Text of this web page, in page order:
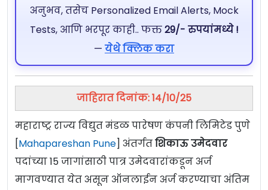
अनुभव, तसेच Personalized Email Alerts, Mock
Tests, आणि भरपूर काही.. फक्त29/- रुपयांमध्ये !
— येथे क्लिक करा
जाहिरात दिनांक: 14/10/25
महाराष्ट्र राज्य विद्युत मंडळ पारेषण कंपनी लिमिटेड पुणे
[Mahapareshan Pune] अंतर्गतशिकाऊ उमेदवार
पदांच्या 15 जागांसाठी पात्र उमेदवारांकडून अर्ज
मागवण्यात येत असून ऑनलाईन अर्ज करण्याचा अंतिम